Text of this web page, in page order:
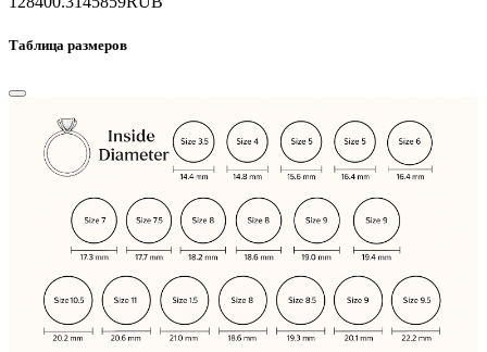
Таблица размеров